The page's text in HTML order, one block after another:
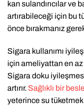
kan sulandırıcılar ve
artırabileceği için bu
önce bırakmanız
Sigara kullanımı
için ameliyattan en az
Sigara doku
artırır. Sağlıklı bir
yeterince su